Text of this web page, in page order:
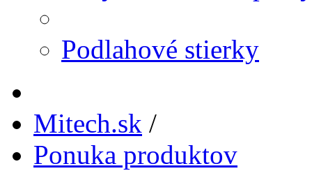
Podlahové stierky
Mitech.sk /
Ponuka produktov